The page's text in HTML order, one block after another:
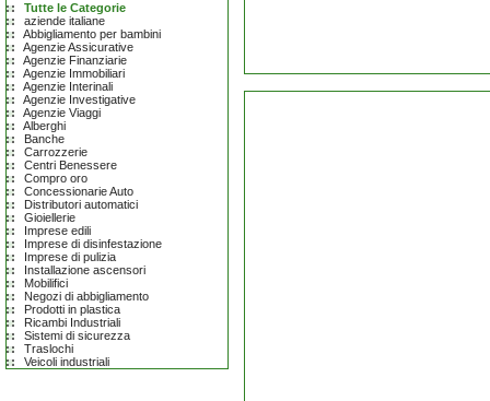
Tutte le Categorie
aziende italiane
Abbigliamento per bambini
Agenzie Assicurative
Agenzie Finanziarie
Agenzie Immobiliari
Agenzie Interinali
Agenzie Investigative
Agenzie Viaggi
Alberghi
Banche
Carrozzerie
Centri Benessere
Compro oro
Concessionarie Auto
Distributori automatici
Gioiellerie
Imprese edili
Imprese di disinfestazione
Imprese di pulizia
Installazione ascensori
Mobilifici
Negozi di abbigliamento
Prodotti in plastica
Ricambi Industriali
Sistemi di sicurezza
Traslochi
Veicoli industriali